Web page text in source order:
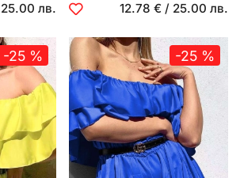
25.00 лв.
12.78 € / 25.00 лв.
-25 % -25 %